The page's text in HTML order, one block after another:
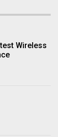
Wireless